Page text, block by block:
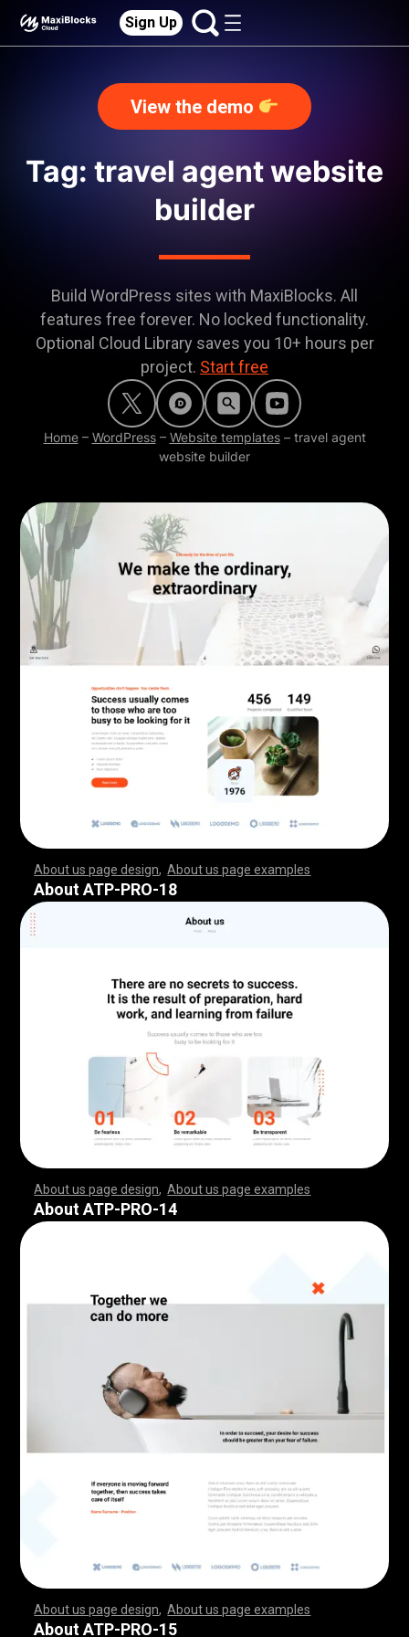
Sign Up
View the demo
Tag: travel agent website
builder
Build WordPress sites with MaxiBlocks. All
features free forever. No locked functionality.
Optional Cloud Library saves you 10+ hours per
project. Start free
Home– WordPress– Website templates– travel agent
website builder
About us page design ,About us page examples
,,,,,,,,,,,,,,,,,,,,,,,, ,,,,,,,,,,,,,,,,,,,,,,,,,,,
,,,,,,,,,,,,,,,,,,,,,,,, ,,,,,,,,,,,,,,,,,,,,,,,,,,,
,,,,,,,,,,,,,,,,,,,,,,,, ,,,,,,,,,,,,,,,,,,,,,,,,,,,
,,,,,,,,,,,,,,,,,,,,,,,, ,,,,,,,,,,,,,,,,,,,,,,,,,,,
,,,,,,,,,,,,,,,,,,,,,,,, ,,,,,,,,,,,,,,,,,,,,,,,,,,,
,,,,,,,,,,,,,,,,,,,,,,,, ,,,,,,,,,,,,,,,,,,,,,,,,,,,
,,,,,,,,,,,,,,,,,,,,,,,, ,,,,,,,,,,,,,,,,,,,,,,,,,,,
,,,,,,,,,,,,,,,,,,,,,,,, ,,,,,,,,,,,,
About ATP-PRO-18
About us page design ,About us page examples
,,,,,,,,,,,,,,,,,,,,,,,, ,,,,,,,,,,,,,,,,,,,,,,,,,,,
,,,,,,,,,,,,,,,,,,,,,,,, ,,,,,,,,,,,,,,,,,,,,,,,,,,,
,,,,,,,,,,,,,,,,,,,,,,,, ,,,,,,,,,,,,,,,,,,,,,,,,,,,
,,,,,,,,,,,,,,,,,,,,,,,, ,,,,,,,,,,,,,,,,,,,,,,,,,,,
,,,,,,,,,,,,,,,,,,,,,,,, ,,,,,,,,,,,,,,,,,,,,,,,,,,,
,,,,,,,,,,,,,,,,,,,,,,,, ,,,,,,,,,,,,,,,,,,,,,,,,,,,
,,,,,,,,,,,,,,,,,,,,,,,, ,,,,,,,,,,,,,,,,,,,,,,,,,,,
,,,,,,,,,,,,,,,,,,,,,,,, ,,,,,,,,,,,,
About ATP-PRO-14
About us page design ,About us page examples
,,,,,,,,,,,,,,,,,,,,,,,, ,,,,,,,,,,,,,,,,,,,,,,,,,,,
,,,,,,,,,,,,,,,,,,,,,,,, ,,,,,,,,,,,,,,,,,,,,,,,,,,,
,,,,,,,,,,,,,,,,,,,,,,,, ,,,,,,,,,,,,,,,,,,,,,,,,,,,
,,,,,,,,,,,,,,,,,,,,,,,, ,,,,,,,,,,,,,,,,,,,,,,,,,,,
,,,,,,,,,,,,,,,,,,,,,,,, ,,,,,,,,,,,,,,,,,,,,,,,,,,,
,,,,,,,,,,,,,,,,,,,,,,,, ,,,,,,,,,,,,,,,,,,,,,,,,,,,
,,,,,,,,,,,,,,,,,,,,,,,, ,,,,,,,,,,,,,,,,,,,,,,,,,,,
,,,,,,,,,,,,,,,,,,,,,,,, ,,,,,,,,,,,,
About ATP-PRO-15